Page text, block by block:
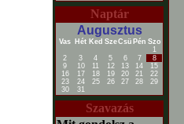
Naptár
Augusztus
Vas Hét Ked SzeCsü Pén Szo
1
2
3 4 5 6 7
8
9
10 11 12 13 14
15
16
17 18 19 20 21
22
23
24 25 26 27 28
29
30
31
Szavazás